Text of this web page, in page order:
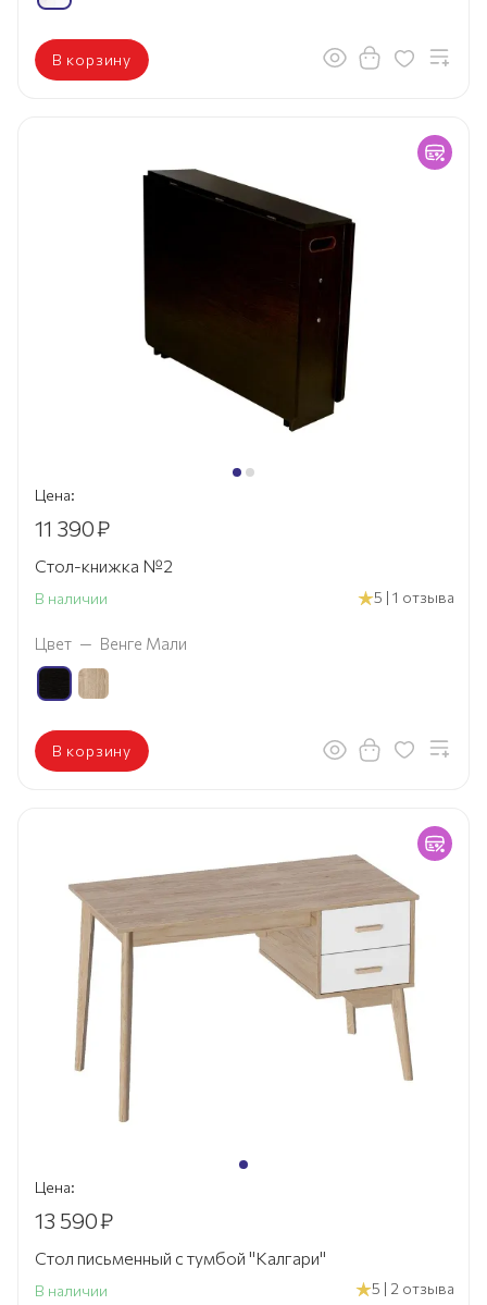
В корзину
Цена:
11 390₽
Стол-книжка №2
В наличии 5 | 1 отзыва
Цвет — Венге Мали
В корзину
Цена:
13 590₽
Стол письменный с тумбой "Калгари"
В наличии 5 | 2 отзыва